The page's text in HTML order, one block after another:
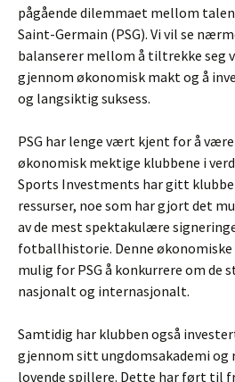
pågående dilemmaet mellom
Saint-Germain (PSG). Vi vil se
balanserer mellom å tiltrekke seg
gjennom økonomisk makt og å
og langsiktig suksess.
PSG har lenge vært kjent for å
økonomisk mektige klubbene i
Sports Investments har gitt
ressurser, noe som har gjort det
av de mest spektakulære
fotballhistorie. Denne
mulig for PSG å konkurrere om de
nasjonalt og internasjonalt.
Samtidig har klubben også
gjennom sitt ungdomsakademi og
lovende spillere. Dette har ført til